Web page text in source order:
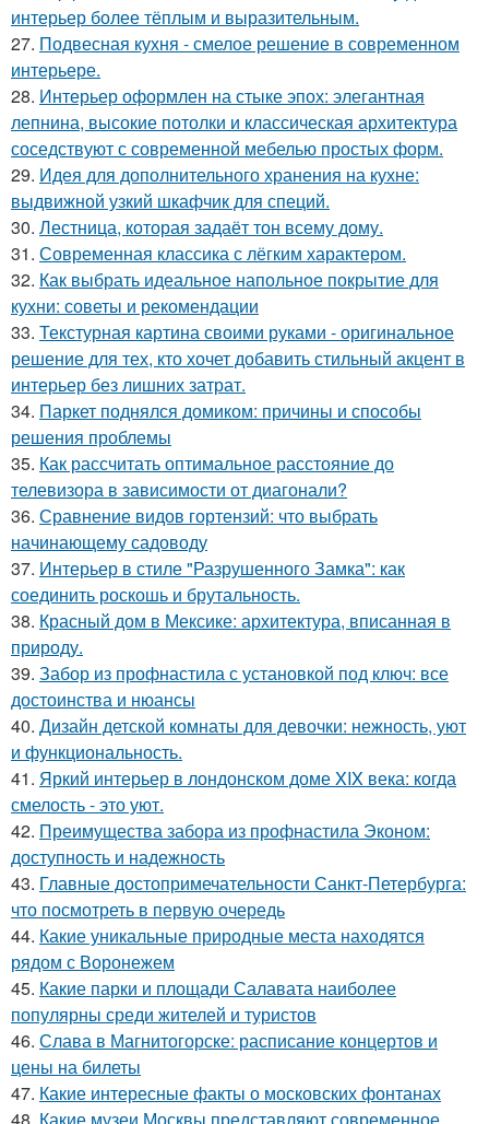
интерьер более тёплым и выразительным.
27. Подвесная кухня - смелое решение в современном
интерьере.
28. Интерьер оформлен на стыке эпох: элегантная
лепнина, высокие потолки и классическая архитектура
соседствуют с современной мебелью простых форм.
29. Идея для дополнительного хранения на кухне:
выдвижной узкий шкафчик для специй.
30. Лестница, которая задаёт тон всему дому.
31. Современная классика с лёгким характером.
32. Как выбрать идеальное напольное покрытие для
кухни: советы и рекомендации
33. Текстурная картина своими руками - оригинальное
решение для тех, кто хочет добавить стильный акцент в
интерьер без лишних затрат.
34. Паркет поднялся домиком: причины и способы
решения проблемы
35. Как рассчитать оптимальное расстояние до
телевизора в зависимости от диагонали?
36. Сравнение видов гортензий: что выбрать
начинающему садоводу
37. Интерьер в стиле "Разрушенного Замка": как
соединить роскошь и брутальность.
38. Красный дом в Мексике: архитектура, вписанная в
природу.
39. Забор из профнастила с установкой под ключ: все
достоинства и нюансы
40. Дизайн детской комнаты для девочки: нежность, уют
и функциональность.
41. Яркий интерьер в лондонском доме XIX века: когда
смелость - это уют.
42. Преимущества забора из профнастила Эконом:
доступность и надежность
43. Главные достопримечательности Санкт-Петербурга:
что посмотреть в первую очередь
44. Какие уникальные природные места находятся
рядом с Воронежем
45. Какие парки и площади Салавата наиболее
популярны среди жителей и туристов
46. Слава в Магнитогорске: расписание концертов и
цены на билеты
47. Какие интересные факты о московских фонтанах